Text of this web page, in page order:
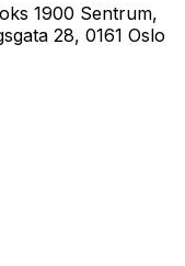
1900 Sentrum,
28, 0161 Oslo